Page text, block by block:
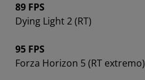
89 FPS
Dying Light 2 (RT)
95 FPS
Forza Horizon 5 (RT extremo)